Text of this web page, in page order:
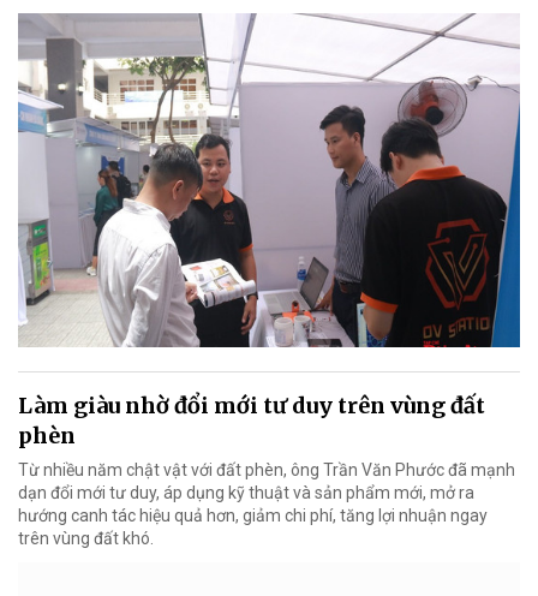
Làm giàu nhờ đổi mới tư duy trên vùng đất
phèn
Từ nhiều năm chật vật với đất phèn, ông Trần Văn Phước đã mạnh
dạn đổi mới tư duy, áp dụng kỹ thuật và sản phẩm mới, mở ra
hướng canh tác hiệu quả hơn, giảm chi phí, tăng lợi nhuận ngay
trên vùng đất khó.